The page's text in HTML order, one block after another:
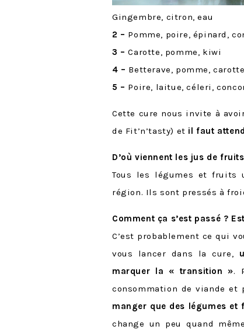
Gingembre, citron, eau
2 – Pomme, poire, épinard,
3 –Carotte, pomme, kiwi
4 – Betterave, pomme,
5 – Poire, laitue, céleri,
Cette cure nous invite à
de Fit’n’tasty) et il faut
D’où viennent les jus de
Tous les légumes et fruits
région. Ils sont pressés à
Comment ça s’est passé ?
C’est probablement ce qui
vous lancer dans la cure,
marquer la « transition ».
consommation de viande
manger que des légumes et
change un peu quand